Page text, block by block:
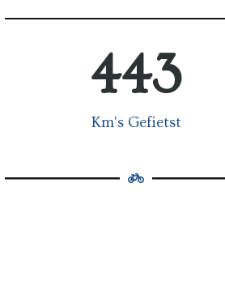
Km's Gefietst
443